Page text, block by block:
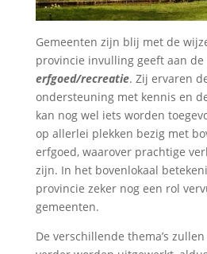
Gemeenten zijn blij met de
provincie invulling geeft aan
erfgoed/recreatie. Zij ervaren
ondersteuning met kennis en
kan nog wel iets worden
op allerlei plekken bezig met
erfgoed, waarover prachtige
zijn. In het bovenlokaal
provincie zeker nog een rol
gemeenten.
De verschillende thema’s